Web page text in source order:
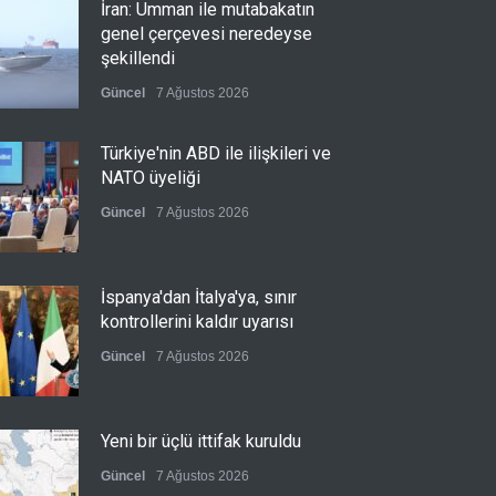
İran: Umman ile mutabakatın
genel çerçevesi neredeyse
şekillendi
Güncel 7 Ağustos 2026
Türkiye'nin ABD ile ilişkileri ve
NATO üyeliği
Güncel 7 Ağustos 2026
İspanya'dan İtalya'ya, sınır
kontrollerini kaldır uyarısı
Güncel 7 Ağustos 2026
Yeni bir üçlü ittifak kuruldu
Güncel 7 Ağustos 2026